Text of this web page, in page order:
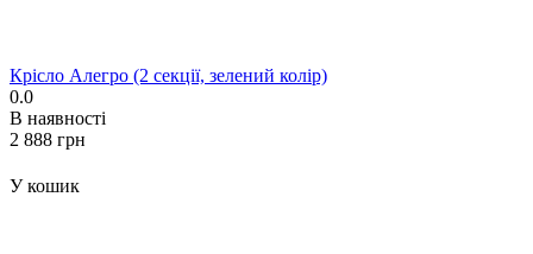
Крісло Алегро (2 секції, зелений колір)
0.0
В наявності
‍2 888‍ грн
У кошик